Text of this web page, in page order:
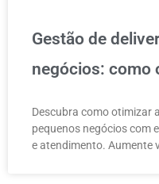
Gestão de
negócios: como
Descubra como otimizar
pequenos negócios com
e atendimento. Aumente